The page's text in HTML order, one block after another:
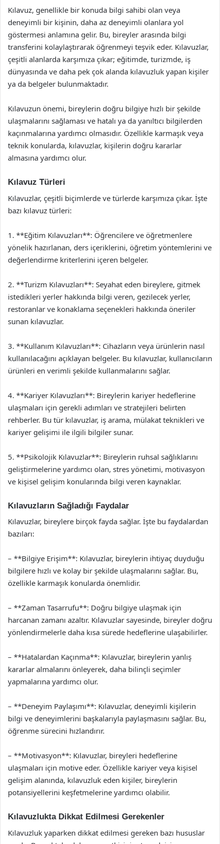
Kılavuz, genellikle bir konuda bilgi sahibi olan veya
deneyimli bir kişinin, daha az deneyimli olanlara yol
göstermesi anlamına gelir. Bu, bireyler arasında bilgi
transferini kolaylaştırarak öğrenmeyi teşvik eder. Kılavuzlar,
çeşitli alanlarda karşımıza çıkar; eğitimde, turizmde, iş
dünyasında ve daha pek çok alanda kılavuzluk yapan kişiler
ya da belgeler bulunmaktadır.
Kılavuzun önemi, bireylerin doğru bilgiye hızlı bir şekilde
ulaşmalarını sağlaması ve hatalı ya da yanıltıcı bilgilerden
kaçınmalarına yardımcı olmasıdır. Özellikle karmaşık veya
teknik konularda, kılavuzlar, kişilerin doğru kararlar
almasına yardımcı olur.
Kılavuz Türleri
Kılavuzlar, çeşitli biçimlerde ve türlerde karşımıza çıkar. İşte
bazı kılavuz türleri:
1. **Eğitim Kılavuzları**: Öğrencilere ve öğretmenlere
yönelik hazırlanan, ders içeriklerini, öğretim yöntemlerini ve
değerlendirme kriterlerini içeren belgeler.
2. **Turizm Kılavuzları**: Seyahat eden bireylere, gitmek
istedikleri yerler hakkında bilgi veren, gezilecek yerler,
restoranlar ve konaklama seçenekleri hakkında öneriler
sunan kılavuzlar.
3. **Kullanım Kılavuzları**: Cihazların veya ürünlerin nasıl
kullanılacağını açıklayan belgeler. Bu kılavuzlar, kullanıcıların
ürünleri en verimli şekilde kullanmalarını sağlar.
4. **Kariyer Kılavuzları**: Bireylerin kariyer hedeflerine
ulaşmaları için gerekli adımları ve stratejileri belirten
rehberler. Bu tür kılavuzlar, iş arama, mülakat teknikleri ve
kariyer gelişimi ile ilgili bilgiler sunar.
5. **Psikolojik Kılavuzlar**: Bireylerin ruhsal sağlıklarını
geliştirmelerine yardımcı olan, stres yönetimi, motivasyon
ve kişisel gelişim konularında bilgi veren kaynaklar.
Kılavuzların Sağladığı Faydalar
Kılavuzlar, bireylere birçok fayda sağlar. İşte bu faydalardan
bazıları:
– **Bilgiye Erişim**: Kılavuzlar, bireylerin ihtiyaç duyduğu
bilgilere hızlı ve kolay bir şekilde ulaşmalarını sağlar. Bu,
özellikle karmaşık konularda önemlidir.
– **Zaman Tasarrufu**: Doğru bilgiye ulaşmak için
harcanan zamanı azaltır. Kılavuzlar sayesinde, bireyler doğru
yönlendirmelerle daha kısa sürede hedeflerine ulaşabilirler.
– **Hatalardan Kaçınma**: Kılavuzlar, bireylerin yanlış
kararlar almalarını önleyerek, daha bilinçli seçimler
yapmalarına yardımcı olur.
– **Deneyim Paylaşımı**: Kılavuzlar, deneyimli kişilerin
bilgi ve deneyimlerini başkalarıyla paylaşmasını sağlar. Bu,
öğrenme sürecini hızlandırır.
– **Motivasyon**: Kılavuzlar, bireyleri hedeflerine
ulaşmaları için motive eder. Özellikle kariyer veya kişisel
gelişim alanında, kılavuzluk eden kişiler, bireylerin
potansiyellerini keşfetmelerine yardımcı olabilir.
Kılavuzlukta Dikkat Edilmesi Gerekenler
Kılavuzluk yaparken dikkat edilmesi gereken bazı hususlar